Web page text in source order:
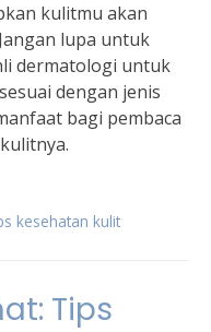
kulitmu akan
lupa untuk
dermatologi untuk
dengan jenis
bagi pembaca
kesehatan kulit
Tips